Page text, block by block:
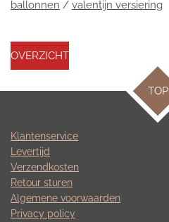
ballonnen / valentijn versiering
OVERZICHT
TOP
Klantenservice
Levertijd
Verzendkosten
Retour sturen
Algemene voorwaarden
Privacy policy